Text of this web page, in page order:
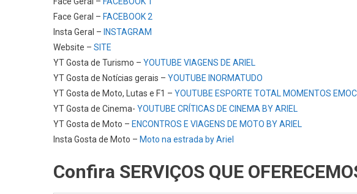
Face Geral – FACEBOOK 2
Insta Geral – INSTAGRAM
Website – SITE
YT Gosta de Turismo – YOUTUBE VIAGENS DE ARIEL
YT Gosta de Notícias gerais – YOUTUBE INORMATUDO
YT Gosta de Moto, Lutas e F1 – YOUTUBE ESPORTE TOTAL MOMENTOS
YT Gosta de Cinema- YOUTUBE CRÍTICAS DE CINEMA BY ARIEL
YT Gosta de Moto – ENCONTROS E VIAGENS DE MOTO BY ARIEL
Insta Gosta de Moto – Moto na estrada by Ariel
Confira SERVIÇOS QUE